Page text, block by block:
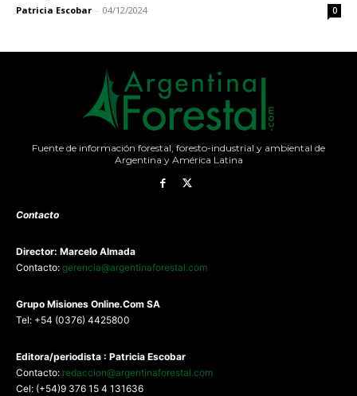
Patricia Escobar - 04/12/2024 0
Fuente de información forestal, foresto-industrial y ambiental de
Argentina y América Latina
Contacto
Director: Marcelo Almada
Contacto: gerencia@argentinaforestal.com
Grupo Misiones Online.Com SA
Tel: +54 (0376) 4425800
Editora/periodista : Patricia Escobar
Contacto: redaccion@argentinaforestal.com
Cel: (+54)9 376 15 4 131636